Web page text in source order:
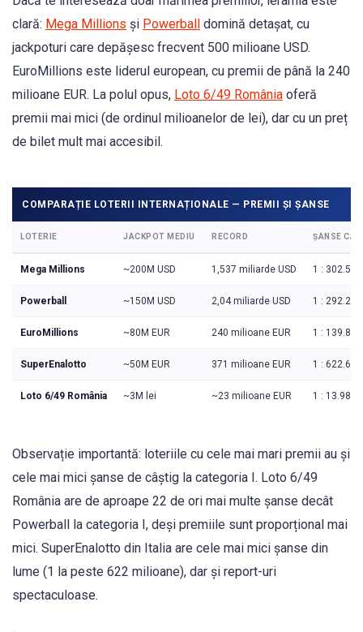
clară: Mega Millions și Powerball domină detașat, cu
jackpoturi care depășesc frecvent 500 milioane USD.
EuroMillions este liderul european, cu premii de până la 240
milioane EUR. La polul opus, Loto 6/49 România oferă
premii mai mici (de ordinul milioanelor de lei), dar cu un preț
de bilet mult mai accesibil.
COMPARAȚIE LOTERII INTERNAȚIONALE — PREMII ȘI ȘANSE
LOTERIE JACKPOT MEDIU RECORD ȘANSE
Mega Millions ~200M USD 1,537 miliarde USD 1 :
Powerball ~150M USD 2,04 miliarde USD 1 :
EuroMillions ~80M EUR 240 milioane EUR 1 :
SuperEnalotto ~50M EUR 371 milioane EUR 1 :
Loto 6/49 România ~3M lei ~23 milioane EUR 1 :
Observație importantă: loteriile cu cele mai mari premii au și
cele mai mici șanse de câștig la categoria I. Loto 6/49
România are de aproape 22 de ori mai multe șanse decât
Powerball la categoria I, deși premiile sunt proporțional mai
mici. SuperEnalotto din Italia are cele mai mici șanse din
lume (1 la peste 622 milioane), dar și report-uri
spectaculoase.